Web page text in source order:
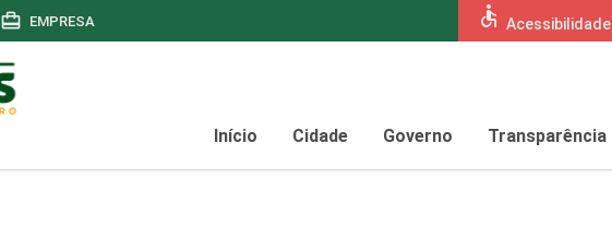
card_travel EMPRESA accessible Acessibilidade
Início Cidade Governo Transparência